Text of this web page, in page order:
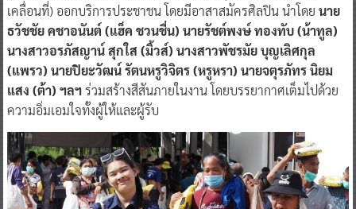
เคลื่อนที่) ออกบริการประชาชน โดยมีอาสาสมัครศิลปิน นำโดย นาย
ธวัชชัย คชาอนันต์ (แฮ็ค ชวนชื่น) นายรัชต์พงษ์ ทองทับ (น้าทูล)
นางสาวอรภัสญาน์ สุกใส (มิ้วส์) นางสาวพัชรมัย บุญเลิศกุล
(แพรว) นายปิยะวัฒน์ รัตนหรูวิจิตร (หรูหรา) นายจตุรภัทร นิยม
แสง (ต้า) ฯลฯร่วมสร้างสีสันภายในงาน โดยบรรยากาศเต็มไปด้วย
ความอิ่มเอมใจทั้งผู้ให้และผู้รับ